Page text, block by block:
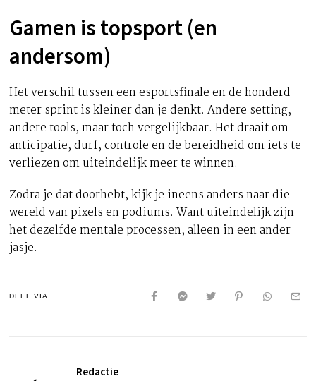
Gamen is topsport (en
andersom)
Het verschil tussen een esportsfinale en de honderd
meter sprint is kleiner dan je denkt. Andere setting,
andere tools, maar toch vergelijkbaar. Het draait om
anticipatie, durf, controle en de bereidheid om iets te
verliezen om uiteindelijk meer te winnen.
Zodra je dat doorhebt, kijk je ineens anders naar die
wereld van pixels en podiums. Want uiteindelijk zijn
het dezelfde mentale processen, alleen in een ander
jasje.
DEEL VIA
Redactie